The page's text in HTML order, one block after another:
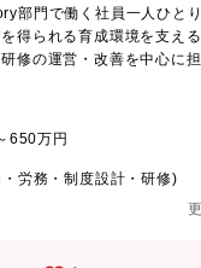
組織構成】チーム人数：9
アソシエイトマネジャー1
2名 レポートライン:マネ
フルフレックス、週2~3日
もあるので是非ご参照くだ
移転を計画中（2026年秋
部門で働く社員一人ひと
得られる育成環境を支え
修の運営・改善を中心に
研修企画や育成施策の立
す。■ 募集背景Advisory部
人事部門の体制強化を目
せて研修や育成施策も拡
運営・改善を中心に担い
650万円
労務・制度設計・研修)